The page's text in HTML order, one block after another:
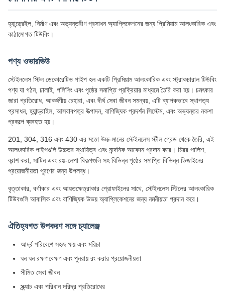
হ্যান্ড্রেইল, নির্মাণ এবং অভ্যন্তরীণ প্রসাধন অ্যাপ্লিকেশনের জন্য প্রিমিয়াম আলংকারিক এবং
কাঠামোগত টিউবিং।
পণ্য ওভারভিউ
স্টেইনলেস স্টিল ডেকোরেটিভ পাইপ হল একটি প্রিমিয়াম আলংকারিক এবং স্ট্রাকচারাল টিউবিং
পণ্য যা গঠন, ঢালাই, পলিশিং এবং পৃষ্ঠের সমাপ্তি প্রক্রিয়ার মাধ্যমে তৈরি করা হয়। চমৎকার
জারা প্রতিরোধ, আকর্ষণীয় চেহারা, এবং দীর্ঘ সেবা জীবন সমন্বয়, এটি ব্যাপকভাবে স্থাপত্য
প্রসাধন, হ্যান্ড্রাইল, আসবাবপত্র উত্পাদন, বাণিজ্যিক প্রদর্শন সিস্টেম, এবং অভ্যন্তর নকশা
প্রকল্পে ব্যবহৃত হয়।
201, 304, 316 এবং 430 এর মতো উচ্চ-মানের স্টেইনলেস স্টীল গ্রেড থেকে তৈরি, এই
আলংকারিক পাইপগুলি উচ্চতর স্থায়িত্ব এবং নান্দনিক আবেদন প্রদান করে। মিরর পালিশ,
ব্রাশ করা, সাটিন এবং রঙ-লেপা বিকল্পগুলি সহ বিভিন্ন পৃষ্ঠের সমাপ্তি বিভিন্ন ডিজাইনের
প্রয়োজনীয়তা পূরণের জন্য উপলব্ধ।
বৃত্তাকার, বর্গাকার এবং আয়তক্ষেত্রাকার প্রোফাইলের সাথে, স্টেইনলেস স্টিলের আলংকারিক
টিউবগুলি আবাসিক এবং বাণিজ্যিক উভয় অ্যাপ্লিকেশনের জন্য নমনীয়তা প্রদান করে।
ঐতিহ্যগত উপকরণ সঙ্গে চ্যালেঞ্জ
আর্দ্র পরিবেশে সহজ ক্ষয় এবং মরিচা
ঘন ঘন রক্ষণাবেক্ষণ এবং পুনরায় রং করার প্রয়োজনীয়তা
সীমিত সেবা জীবন
স্ক্র্যাচ এবং পরিধান দরিদ্র প্রতিরোধের